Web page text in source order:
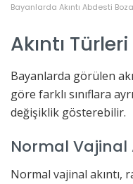
Bayanlarda Akıntı Abdesti
Akıntı
Bayanlarda görülen
göre farklı sınıflara
değişiklik gösterebilir.
Normal Vajinal
Normal vajinal akıntı,